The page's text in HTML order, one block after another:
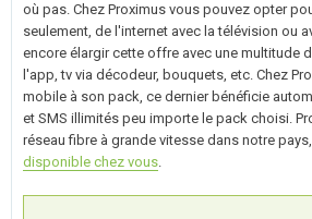
où pas. Chez Proximus vous pouvez opter
seulement, de l'internet avec la télévision ou
encore élargir cette offre avec une multitude
l'app, tv via décodeur, bouquets, etc. Chez
mobile à son pack, ce dernier bénéficie
et SMS illimités peu importe le pack choisi.
réseau fibre à grande vitesse dans notre
disponible chez vous.